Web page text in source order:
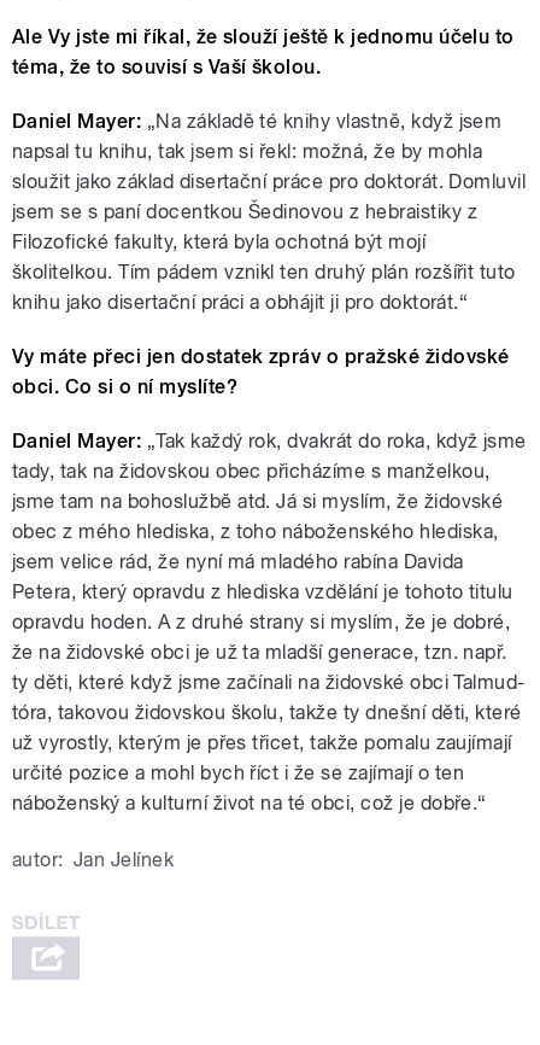
Ale Vy jste mi říkal, že slouží ještě k jednomu účelu to
téma, že to souvisí s Vaší školou.
Daniel Mayer: „Na základě té knihy vlastně, když jsem
napsal tu knihu, tak jsem si řekl: možná, že by mohla
sloužit jako základ disertační práce pro doktorát. Domluvil
jsem se s paní docentkou Šedinovou z hebraistiky z
Filozofické fakulty, která byla ochotná být mojí
školitelkou. Tím pádem vznikl ten druhý plán rozšířit tuto
knihu jako disertační práci a obhájit ji pro doktorát.“
Vy máte přeci jen dostatek zpráv o pražské židovské
obci. Co si o ní myslíte?
Daniel Mayer: „Tak každý rok, dvakrát do roka, když jsme
tady, tak na židovskou obec přicházíme s manželkou,
jsme tam na bohoslužbě atd. Já si myslím, že židovské
obec z mého hlediska, z toho náboženského hlediska,
jsem velice rád, že nyní má mladého rabína Davida
Petera, který opravdu z hlediska vzdělání je tohoto titulu
opravdu hoden. A z druhé strany si myslím, že je dobré,
že na židovské obci je už ta mladší generace, tzn. např.
ty děti, které když jsme začínali na židovské obci Talmud-
tóra, takovou židovskou školu, takže ty dnešní děti, které
už vyrostly, kterým je přes třicet, takže pomalu zaujímají
určité pozice a mohl bych říct i že se zajímají o ten
náboženský a kulturní život na té obci, což je dobře.“
autor: Jan Jelínek